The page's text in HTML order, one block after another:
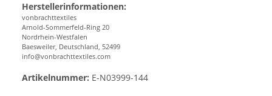
Herstellerinformationen:
vonbrachttextiles
Arnold-Sommerfeld-Ring 20
Nordrhein-Westfalen
Baesweiler, Deutschland, 52499
info@vonbrachttextiles.com
Artikelnummer: E-N03999-144